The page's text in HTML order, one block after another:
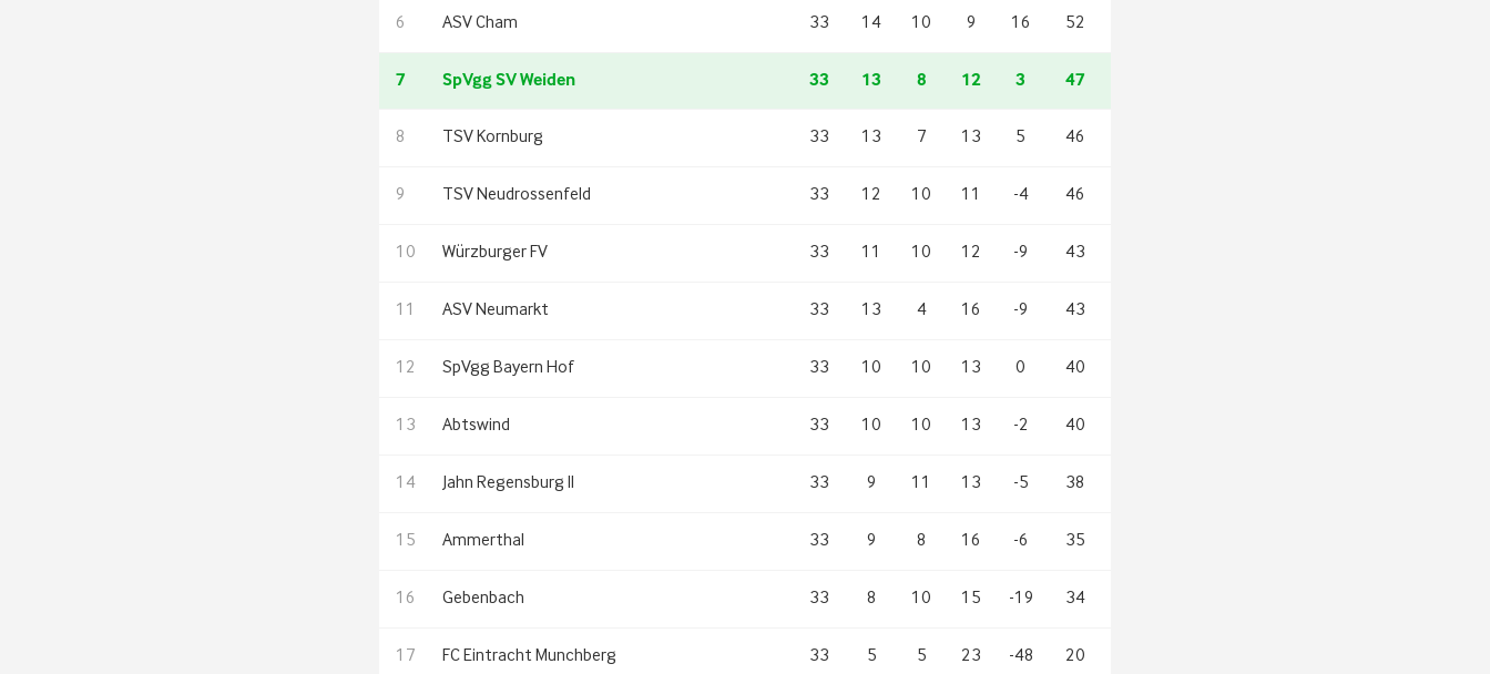
6 ASV Cham 33 14 10 9 16 52
7 SpVgg SV Weiden 33 13 8 12 3 47
8 TSV Kornburg 33 13 7 13 5 46
9 TSV Neudrossenfeld 33 12 10 11 -4 46
10 Würzburger FV 33 11 10 12 -9 43
11 ASV Neumarkt 33 13 4 16 -9 43
12 SpVgg Bayern Hof 33 10 10 13 0 40
13 Abtswind 33 10 10 13 -2 40
14 Jahn Regensburg II 33 9 11 13 -5 38
15 Ammerthal 33 9 8 16 -6 35
16 Gebenbach 33 8 10 15 -19 34
17 FC Eintracht Munchberg 33 5 5 23 -48 20